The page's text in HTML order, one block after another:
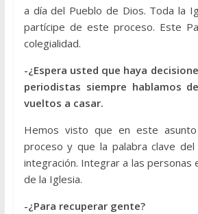
a día del Pueblo de Dios. Toda la
partícipe de este proceso. Este
colegialidad.
-¿Espera usted que haya
periodistas siempre hablamos
vueltos a casar.
Hemos visto que en este
proceso y que la palabra clave del
integración. Integrar a las personas
de la Iglesia.
-¿Para recuperar gente?